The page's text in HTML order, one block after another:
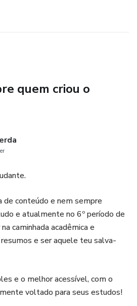
para te ajudar em seus
quem criou o
de conteúdo e nem sempre
e atualmente no 6º período de
caminhada acadêmica e
e ser aquele teu salva-
e o melhor acessível, com o
voltado para seus estudos!